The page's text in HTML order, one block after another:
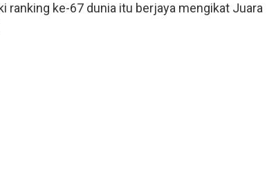
ranking ke-67 dunia itu berjaya mengikat Juara